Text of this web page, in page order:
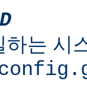
하는 시